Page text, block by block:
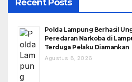
Recent Posts
Polda Lampung Berhasil
Peredaran Narkoba di
Terduga Pelaku Diamankan
Agustus 8, 2026